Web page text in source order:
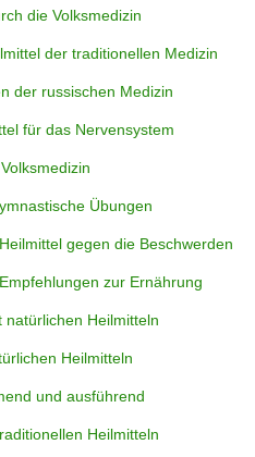
die Volksmedizin
der traditionellen Medizin
der russischen Medizin
für das Nervensystem
Übungen
gegen die Beschwerden
zur Ernährung
natürlichen Heilmitteln
Heilmitteln
und ausführend
Heilmitteln